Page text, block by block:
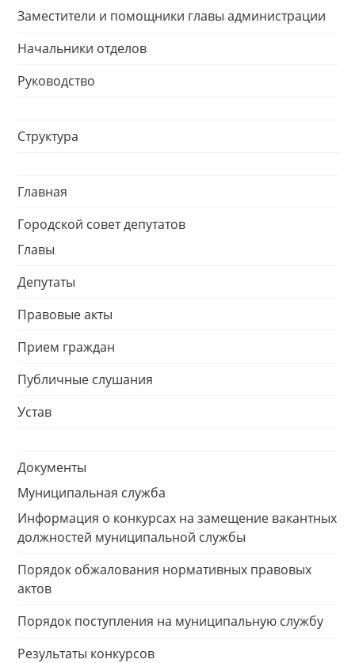
Заместители и помощники главы администрации
Начальники отделов
Руководство
Структура
Главная
Городской совет депутатов
Главы
Депутаты
Правовые акты
Прием граждан
Публичные слушания
Устав
Документы
Муниципальная служба
Информация о конкурсах на замещение вакантных
должностей муниципальной службы
Порядок обжалования нормативных правовых
актов
Порядок поступления на муниципальную службу
Результаты конкурсов